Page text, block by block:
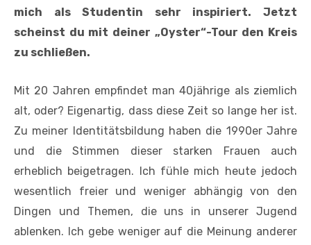
mich als Studentin sehr inspiriert. Jetzt
scheinst du mit deiner „Oyster“-Tour den Kreis
zu schließen.
Mit 20 Jahren empfindet man 40jährige als ziemlich
alt, oder? Eigenartig, dass diese Zeit so lange her ist.
Zu meiner Identitätsbildung haben die 1990er Jahre
und die Stimmen dieser starken Frauen auch
erheblich beigetragen. Ich fühle mich heute jedoch
wesentlich freier und weniger abhängig von den
Dingen und Themen, die uns in unserer Jugend
ablenken. Ich gebe weniger auf die Meinung anderer